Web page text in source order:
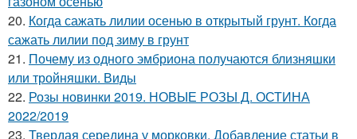
20. Когда сажать лилии осенью в открытый грунт. Когда
сажать лилии под зиму в грунт
21. Почему из одного эмбриона получаются близняшки
или тройняшки. Виды
22. Розы новинки 2019. НОВЫЕ РОЗЫ Д. ОСТИНА
2022/2019
23. Твердая середина у морковки. Добавление статьи в